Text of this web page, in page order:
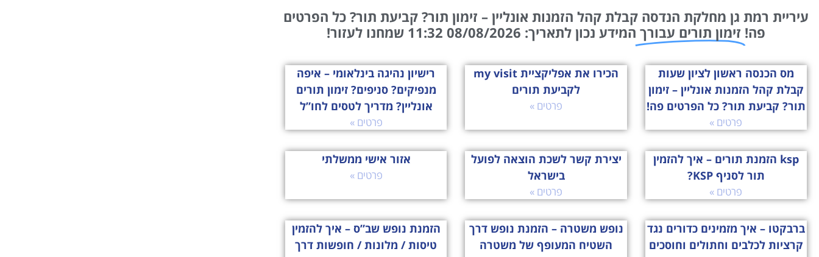
עיריית רמת גן מחלקת הנדסה קבלת קהל הזמנות אונליין – זימון תור? קביעת תור? כל הפרטים
פה! זימון תורים עבורך המידע נכון לתאריך: 08/08/2026 11:32 שמחנו לעזור!
מס הכנסה ראשון לציון שעות
קבלת קהל הזמנות אונליין – זימון
תור? קביעת תור? כל הפרטים פה!
פרטים »
הכירו את אפליקציית my visit
לקביעת תורים
פרטים »
רישיון נהיגה בינלאומי – איפה
מנפיקים? סניפים? זימון תורים
אונליין? מדריך לטסים לחו”ל
פרטים »
ksp הזמנת תורים – איך להזמין
תור לסניף KSP?
פרטים »
יצירת קשר לשכת הוצאה לפועל
בישראל
פרטים »
אזור אישי ממשלתי
פרטים »
ברבקטו – איך מזמינים כדורים נגד
קרציות לכלבים וחתולים וחוסכים
נופש משטרה – הזמנת נופש דרך
השטיח המעופף של משטרה
הזמנת נופש שב”ס – איך להזמין
טיסות / מלונות / חופשות דרך